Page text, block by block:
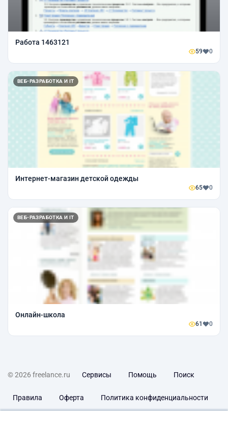
Работа 1463121
59 0
ВЕБ-РАЗРАБОТКА И IT
Интернет-магазин детской одежды
65 0
ВЕБ-РАЗРАБОТКА И IT
Онлайн-школа
61 0
© 2026 freelance.ru Сервисы Помощь Поиск
Правила Оферта Политика конфиденциальности